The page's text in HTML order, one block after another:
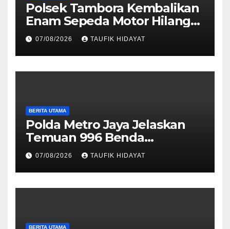
Polsek Tambora Kembalikan
Enam Sepeda Motor Hilang
kepada Pemilik, Wujud Nyata
Pelayanan Presisi Polri
07/08/2026 TAUFIK HIDAYAT
BERITA UTAMA
Polda Metro Jaya Jelaskan
Temuan 996 Benda
Menyerupai Senjata di
Yayasan Jaksel
07/08/2026 TAUFIK HIDAYAT
BERITA UTAMA